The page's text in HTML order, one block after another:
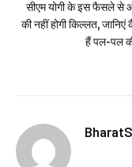
सीएम योगी के इस फैसले से
की नहीं होगी किल्लत,
हैं पल-पल